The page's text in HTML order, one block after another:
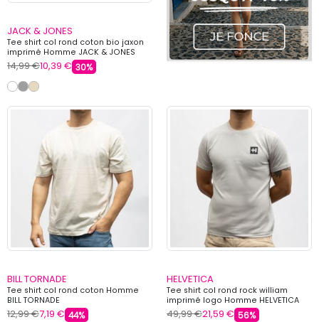
JACK & JONES
Tee shirt col rond coton bio jaxon
imprimé Homme JACK & JONES
14,99 €10,39 € 30%
BILL TORNADE
Tee shirt col rond coton Homme
BILL TORNADE
12,99 €7,19 € 44%
HELVETICA
Tee shirt col rond rock william
imprimé logo Homme HELVETICA
49,99 €21,59 € 56%